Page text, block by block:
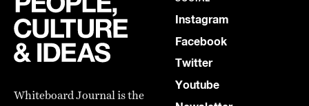
Whiteboard Journal is the
Instagram
Facebook
Twitter
Youtube